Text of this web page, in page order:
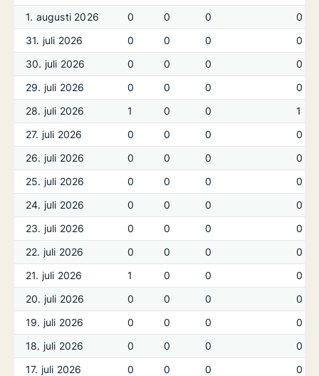
1. augusti 2026
0 0 0
0
31. juli 2026
0 0 0
0
30. juli 2026
0 0 0
0
29. juli 2026
0 0 0
0
28. juli 2026
1 0 0
1
27. juli 2026
0 0 0
0
26. juli 2026
0 0 0
0
25. juli 2026
0 0 0
0
24. juli 2026
0 0 0
0
23. juli 2026
0 0 0
0
22. juli 2026
0 0 0
0
21. juli 2026
1 0 0
0
20. juli 2026
0 0 0
0
19. juli 2026
0 0 0
0
18. juli 2026
0 0 0
0
17. juli 2026
0 0 0
0